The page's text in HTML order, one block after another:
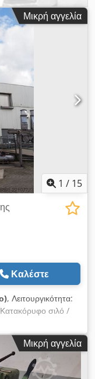
Μικρή αγγελία
1 / 15
Καλέστε
, Λειτουργικότητα:
σιλό /
όγκου
Georg Heuer
Γενικές
mm (συνολικό
της γερμανικής
Μικρή αγγελία